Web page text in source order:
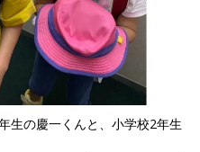
生の慶一くんと、小学校2年生